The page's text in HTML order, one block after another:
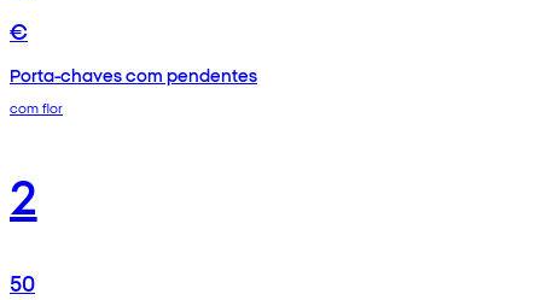
€
Porta-chaves com pendentes
com flor
2
50